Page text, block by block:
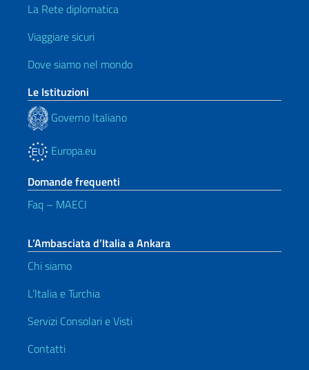
La Rete diplomatica
Viaggiare sicuri
Dove siamo nel mondo
Le Istituzioni
Governo Italiano
Europa.eu
Domande frequenti
Faq – MAECI
L’Ambasciata d’Italia a Ankara
Chi siamo
L’Italia e Turchia
Servizi Consolari e Visti
Contatti